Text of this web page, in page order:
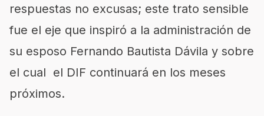
respuestas no excusas; este trato sensible
fue el eje que inspiró a la administración de
su esposo Fernando Bautista Dávila y sobre
el cual el DIF continuará en los meses
próximos.